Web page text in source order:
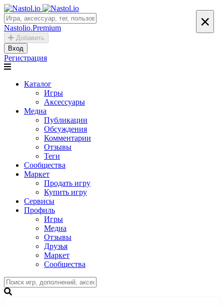
Nastolio.Premium
Добавить
Вход
Регистрация
Каталог
Игры
Аксессуары
Медиа
Публикации
Обсуждения
Комментарии
Отзывы
Теги
Сообщества
Маркет
Продать игру
Купить игру
Сервисы
Профиль
Игры
Медиа
Отзывы
Друзья
Маркет
Сообщества
×